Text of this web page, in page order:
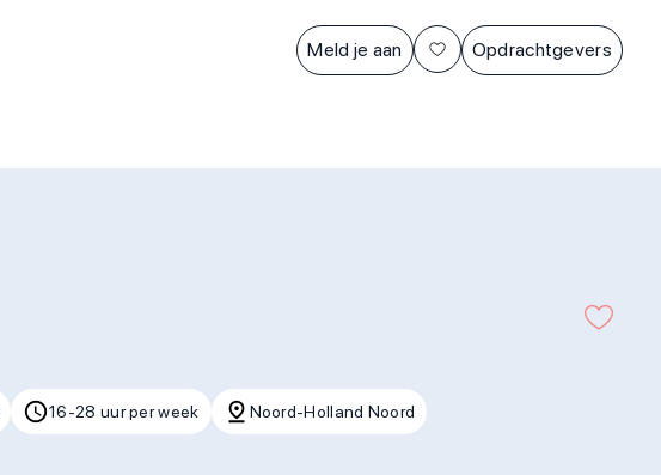
Meld je aan Opdrachtgevers
16-28 uur per week Noord-Holland Noord